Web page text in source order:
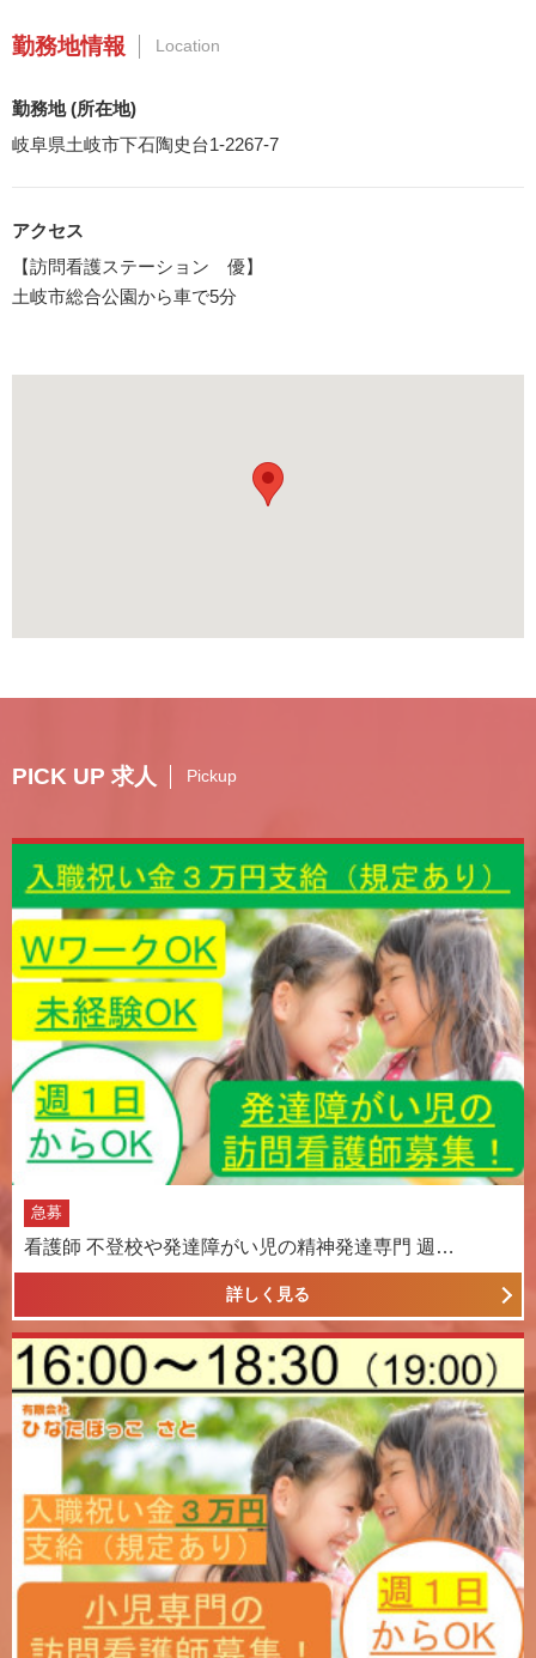
勤務地情報 Location
勤務地 (所在地)
岐阜県土岐市下石陶史台1-2267-7
アクセス
【訪問看護ステーション 優】
土岐市総合公園から車で5分
PICK UP 求人 Pickup
急募
看護師 不登校や発達障がい児の精神発達専門 週…
詳しく見る